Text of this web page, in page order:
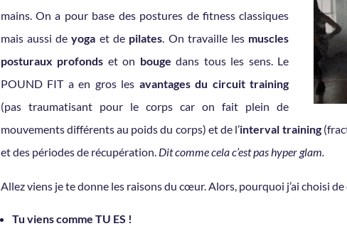
mains. On a pour base des postures de fitness classiques
mais aussi deyoga et de pilates. On travaille les muscles
posturaux profonds et on bouge dans tous les sens. Le
POUND FIT a en gros les avantages du circuit training
(pas traumatisant pour le corps car on fait plein de
mouvements différents au poids du corps) et de l’interval training
et des périodes de récupération. Dit comme cela c’est pas hyper glam.
Allez viens je te donne les raisons du cœur. Alors, pourquoi j’ai choisi
Tu viens comme TU ES !